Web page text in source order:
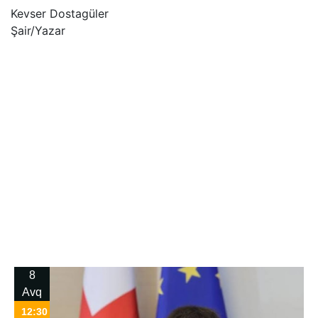
Kevser Dostagüler
Şair/Yazar
8
Avq
12:30